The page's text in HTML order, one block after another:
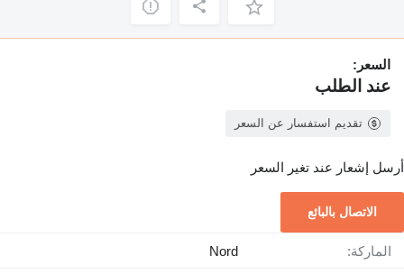
السعر:
عند الطلب
تقديم استفسار عن السعر
أرسل إشعار عند تغير السعر
الاتصال بالبائع
الماركة: Nord